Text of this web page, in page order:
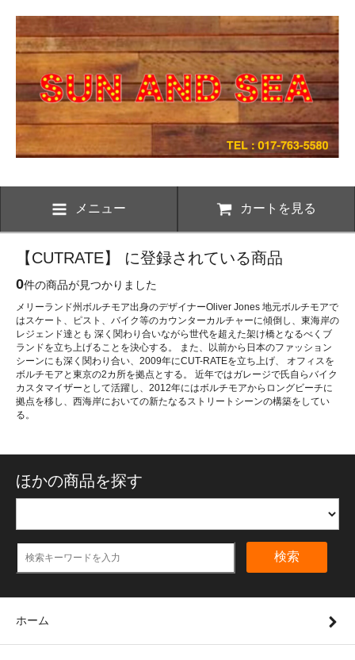
メニュー カートを見る
【CUTRATE】 に登録されている商品
0件の商品が見つかりました
メリーランド州ボルチモア出身のデザイナーOliver Jones 地元ボルチモアで
はスケート、ピスト、バイク等のカウンターカルチャーに傾倒し、東海岸の
レジェンド達とも 深く関わり合いながら世代を超えた架け橋となるべくブ
ランドを立ち上げることを決心する。 また、以前から日本のファッション
シーンにも深く関わり合い、2009年にCUT-RATEを立ち上げ、 オフィスを
ボルチモアと東京の2カ所を拠点とする。 近年ではガレージで氏自らバイク
カスタマイザーとして活躍し、2012年にはボルチモアからロングビーチに
拠点を移し、西海岸においての新たなるストリートシーンの構築をしてい
る。
ほかの商品を探す
検索
ホーム